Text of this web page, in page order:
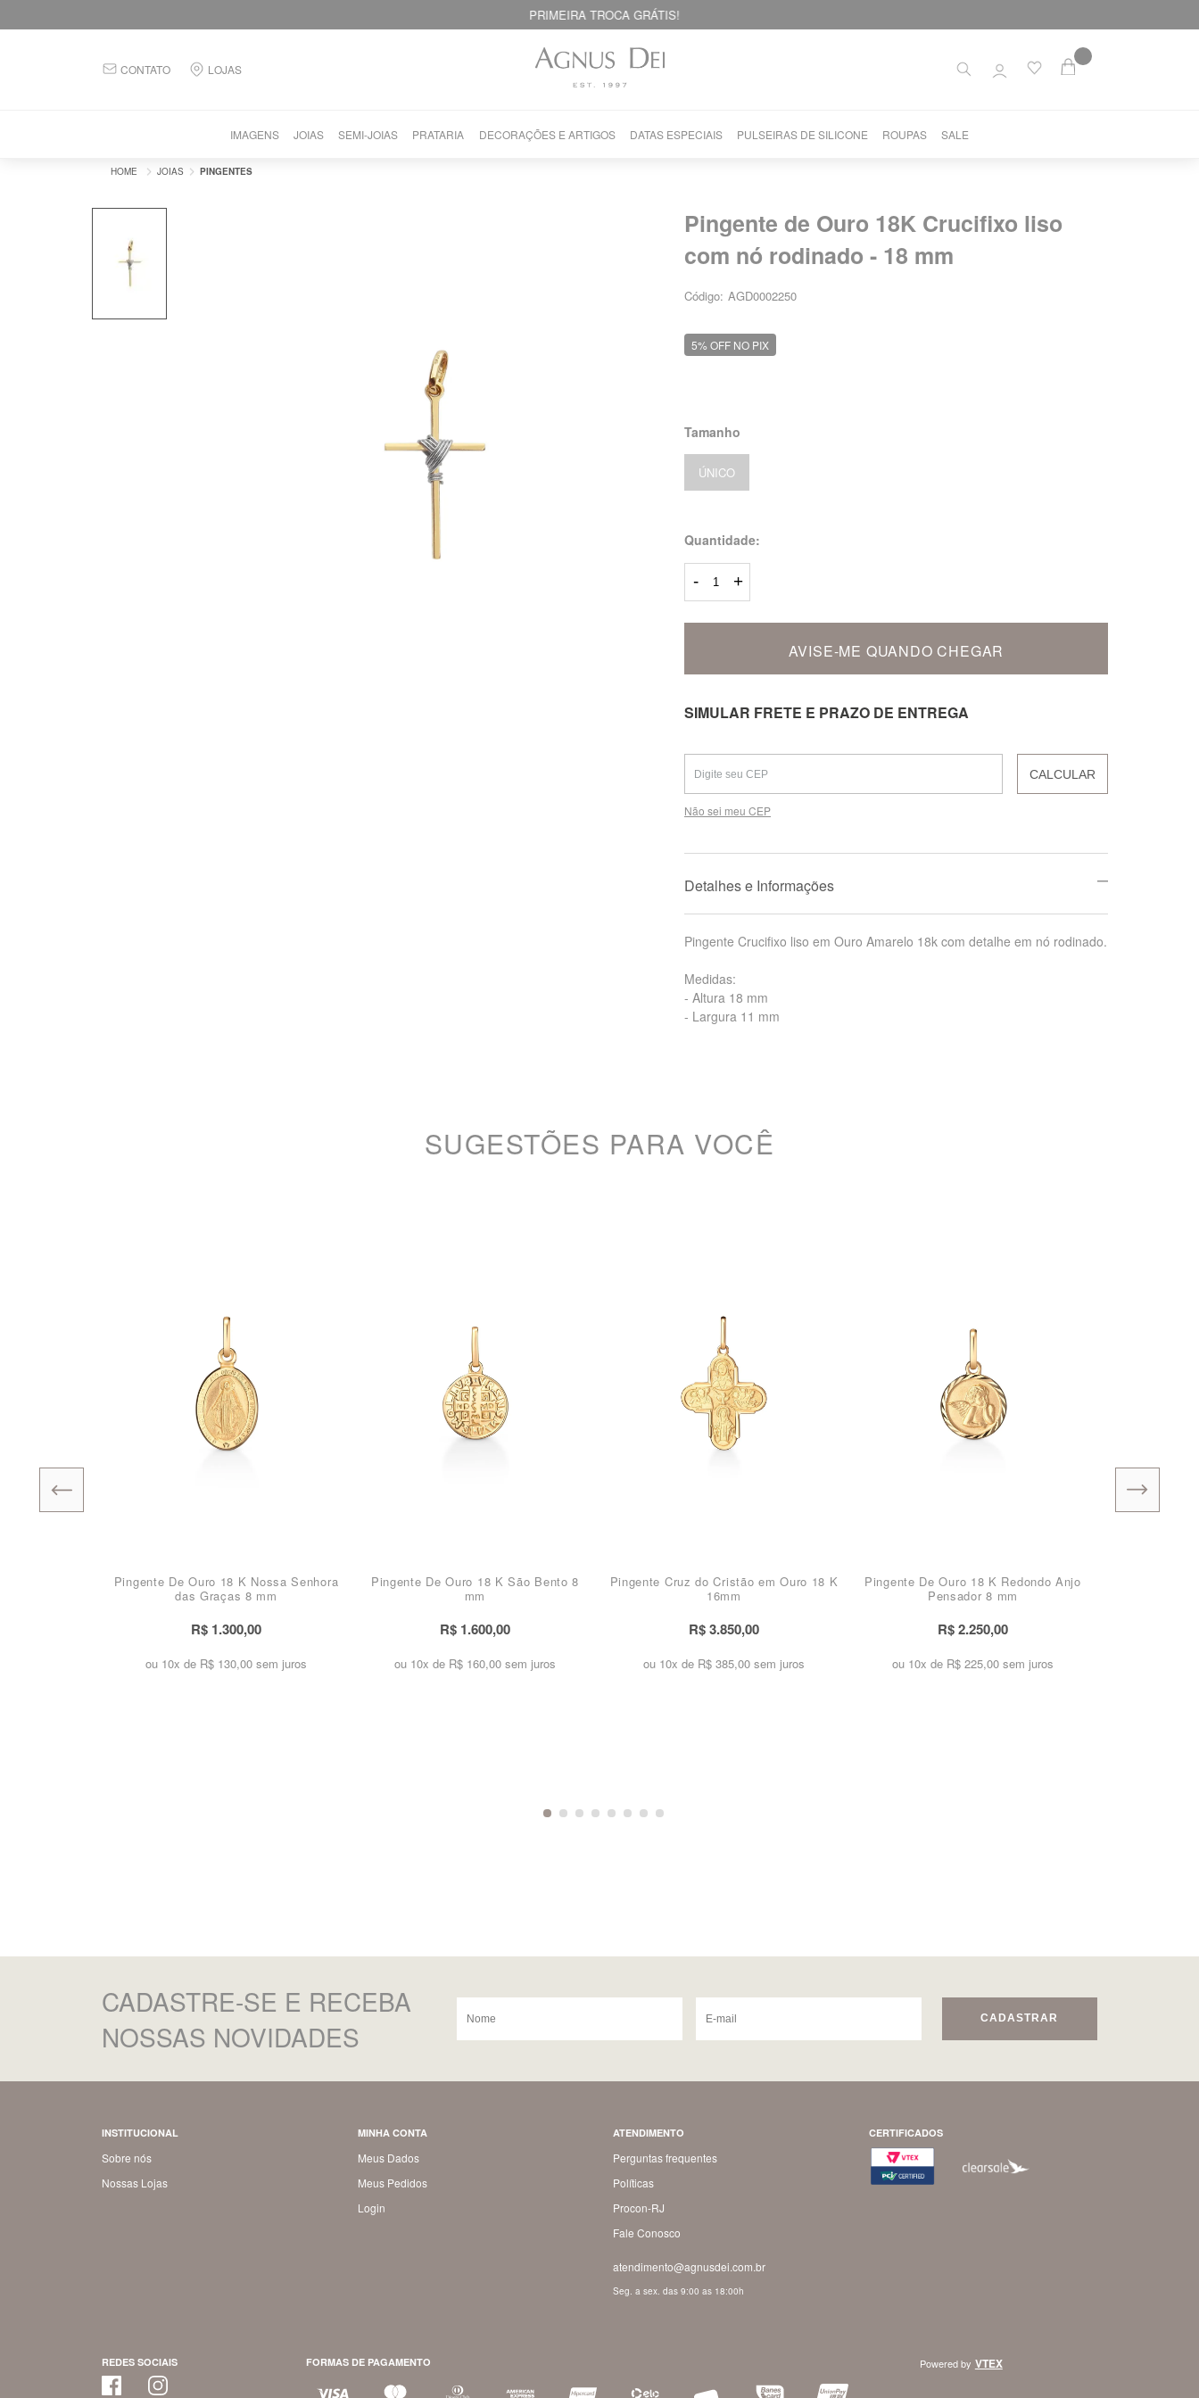
PRIMEIRA TROCA GRÁTIS!
CONTATO LOJAS
IMAGENS JOIAS SEMI-JOIAS PRATARIA DECORAÇÕES E ARTIGOS DATAS ESPECIAIS PULSEIRAS DE SILICONE ROUPAS SALE
JOIAS PINGENTES
Pingente de Ouro 18K Crucifixo liso
com nó rodinado - 18 mm
Código: AGD0002250
5% OFF NO PIX
Tamanho
ÚNICO
Quantidade:
- +
AVISE-ME QUANDO CHEGAR
SIMULAR FRETE E PRAZO DE ENTREGA
CALCULAR
Não sei meu CEP
Detalhes e Informações
Pingente Crucifixo liso em Ouro Amarelo 18k com detalhe em nó rodinado.
Medidas:
- Altura 18 mm
- Largura 11 mm
SUGESTÕES PARA VOCÊ
Pingente De Ouro 18 K Nossa Senhora
das Graças 8 mm
R$ 1.300,00
ou 10x de R$ 130,00 sem juros
Pingente De Ouro 18 K São Bento 8
mm
R$ 1.600,00
ou 10x de R$ 160,00 sem juros
Pingente Cruz do Cristão em Ouro 18 K
16mm
R$ 3.850,00
ou 10x de R$ 385,00 sem juros
Pingente De Ouro 18 K Redondo Anjo
Pensador 8 mm
R$ 2.250,00
ou 10x de R$ 225,00 sem juros
CADASTRE-SE E RECEBA
NOSSAS NOVIDADES
CADASTRAR
INSTITUCIONAL
Sobre nós
Nossas Lojas
MINHA CONTA
Meus Dados
Meus Pedidos
Login
ATENDIMENTO
Perguntas frequentes
Políticas
Procon-RJ
Fale Conosco
atendimento@agnusdei.com.br
Seg. a sex. das 9:00 as 18:00h
CERTIFICADOS
REDES SOCIAIS FORMAS DE PAGAMENTO Powered by VTEX